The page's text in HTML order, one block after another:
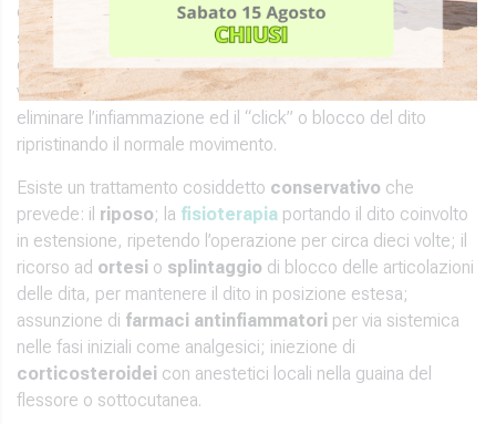
durata della patologia ed alla scelta del paziente. Il dito a
scatto, se non trattato resta come un disturbo doloroso
oppure, in caso di blocco dell’articolazione, potrebbe
verificarsi una rigidità permanente. Il fine del trattamento è
eliminare l’infiammazione ed il “click” o blocco del dito
ripristinando il normale movimento.
Esiste un trattamento cosiddetto conservativo che
prevede: il riposo; la fisioterapia portando il dito coinvolto
in estensione, ripetendo l’operazione per circa dieci volte; il
ricorso ad ortesi o splintaggio di blocco delle articolazioni
delle dita, per mantenere il dito in posizione estesa;
assunzione di farmaci antinfiammatori per via sistemica
nelle fasi iniziali come analgesici; iniezione di
corticosteroidei con anestetici locali nella guaina del
flessore o sottocutanea.